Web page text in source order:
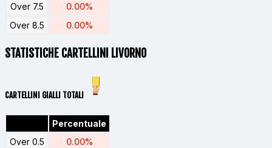
Over 7.5
0.00%
Over 8.5
0.00%
STATISTICHE CARTELLINI LIVORNO
CARTELLINI GIALLI TOTALI
Percentuale
Over 0.5
0.00%